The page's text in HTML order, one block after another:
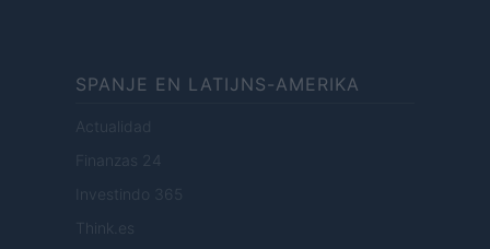
SPANJE EN LATIJNS-AMERIKA
Actualidad
Finanzas 24
Investindo 365
Think.es